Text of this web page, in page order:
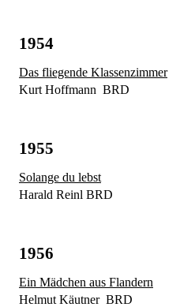
1954
Das fliegende Klassenzimmer
Kurt Hoffmann BRD
1955
Solange du lebst
Harald Reinl BRD
1956
Ein Mädchen aus Flandern
Helmut Käutner BRD